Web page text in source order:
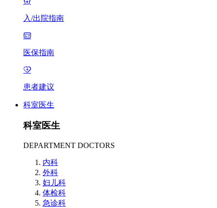
入/出院指南
医保指南
患者建议
科室医生
科室医生
DEPARTMENT DOCTORS
内科
外科
妇儿科
体检科
急诊科